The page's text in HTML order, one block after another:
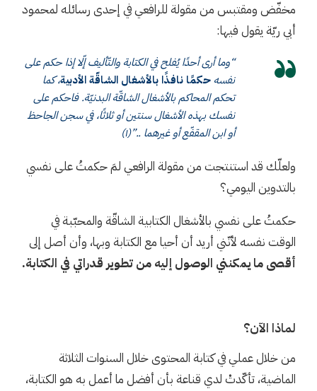
مخفّض ومقتبس من مقولة للرافعي في إحدى رسائله لمحمود
أبي ريّة يقول فيها:
“وما أرى أحدًا يُفلح في الكتابة والتّأليف إّلا إذا حكم على
نفسه حكمًا نافذًا بالأشغال الشاقّة الأدبية، كما
تحكم المحاكم بالأشغال الشاقّة البدنيّة. فاحكم على
نفسك بهذه الأشغال سنتين أو ثلاثًا، في سجن الجاحظ
أو ابن المقفّع أو غيرهما ..”(١)
ولعلّك قد استنتجت من مقولة الرافعي لمَ حكمتُ على نفسي
بالتدوين اليومي؟
حكمتُ على نفسي بالأشغال الكتابية الشاقّة والمحبّبة في
الوقت نفسه لأنّني أريد أن أحيا مع الكتابة وبها، وأن أصل إلى
أقصى ما يمكنني الوصول إليه من تطوير قدراتي في الكتابة.
لماذا الآن؟
من خلال عملي في كتابة المحتوى خلال السنوات الثلاثة
الماضية، تأكّدتْ لدي قناعة بأن أفضل ما أعمل به هو الكتابة،